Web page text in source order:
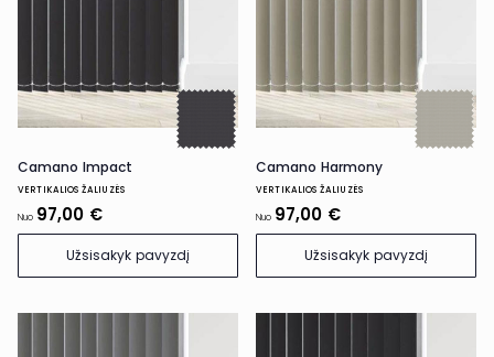
Camano Impact
VERTIKALIOS ŽALIUZĖS
Nuo 97,00 €
Užsisakyk pavyzdį
Camano Harmony
VERTIKALIOS ŽALIUZĖS
Nuo 97,00 €
Užsisakyk pavyzdį